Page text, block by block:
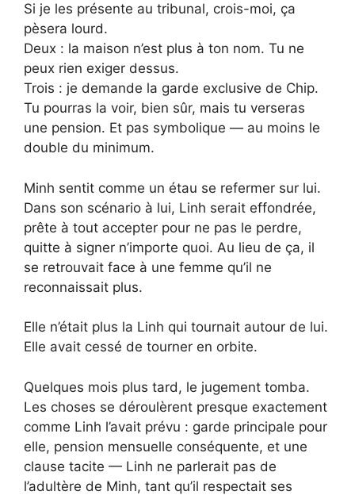
Si je les présente au tribunal, crois-moi, ça
pèsera lourd.
Deux : la maison n’est plus à ton nom. Tu ne
peux rien exiger dessus.
Trois : je demande la garde exclusive de Chip.
Tu pourras la voir, bien sûr, mais tu verseras
une pension. Et pas symbolique — au moins le
double du minimum.
Minh sentit comme un étau se refermer sur lui.
Dans son scénario à lui, Linh serait effondrée,
prête à tout accepter pour ne pas le perdre,
quitte à signer n’importe quoi. Au lieu de ça, il
se retrouvait face à une femme qu’il ne
reconnaissait plus.
Elle n’était plus la Linh qui tournait autour de lui.
Elle avait cessé de tourner en orbite.
Quelques mois plus tard, le jugement tomba.
Les choses se déroulèrent presque exactement
comme Linh l’avait prévu : garde principale pour
elle, pension mensuelle conséquente, et une
clause tacite — Linh ne parlerait pas de
l’adultère de Minh, tant qu’il respectait ses